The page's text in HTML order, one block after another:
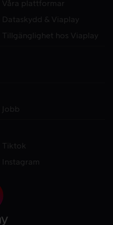
Våra plattformar
Dataskydd & Viaplay
Tillgänglighet hos Viaplay
Jobb
Tiktok
Instagram